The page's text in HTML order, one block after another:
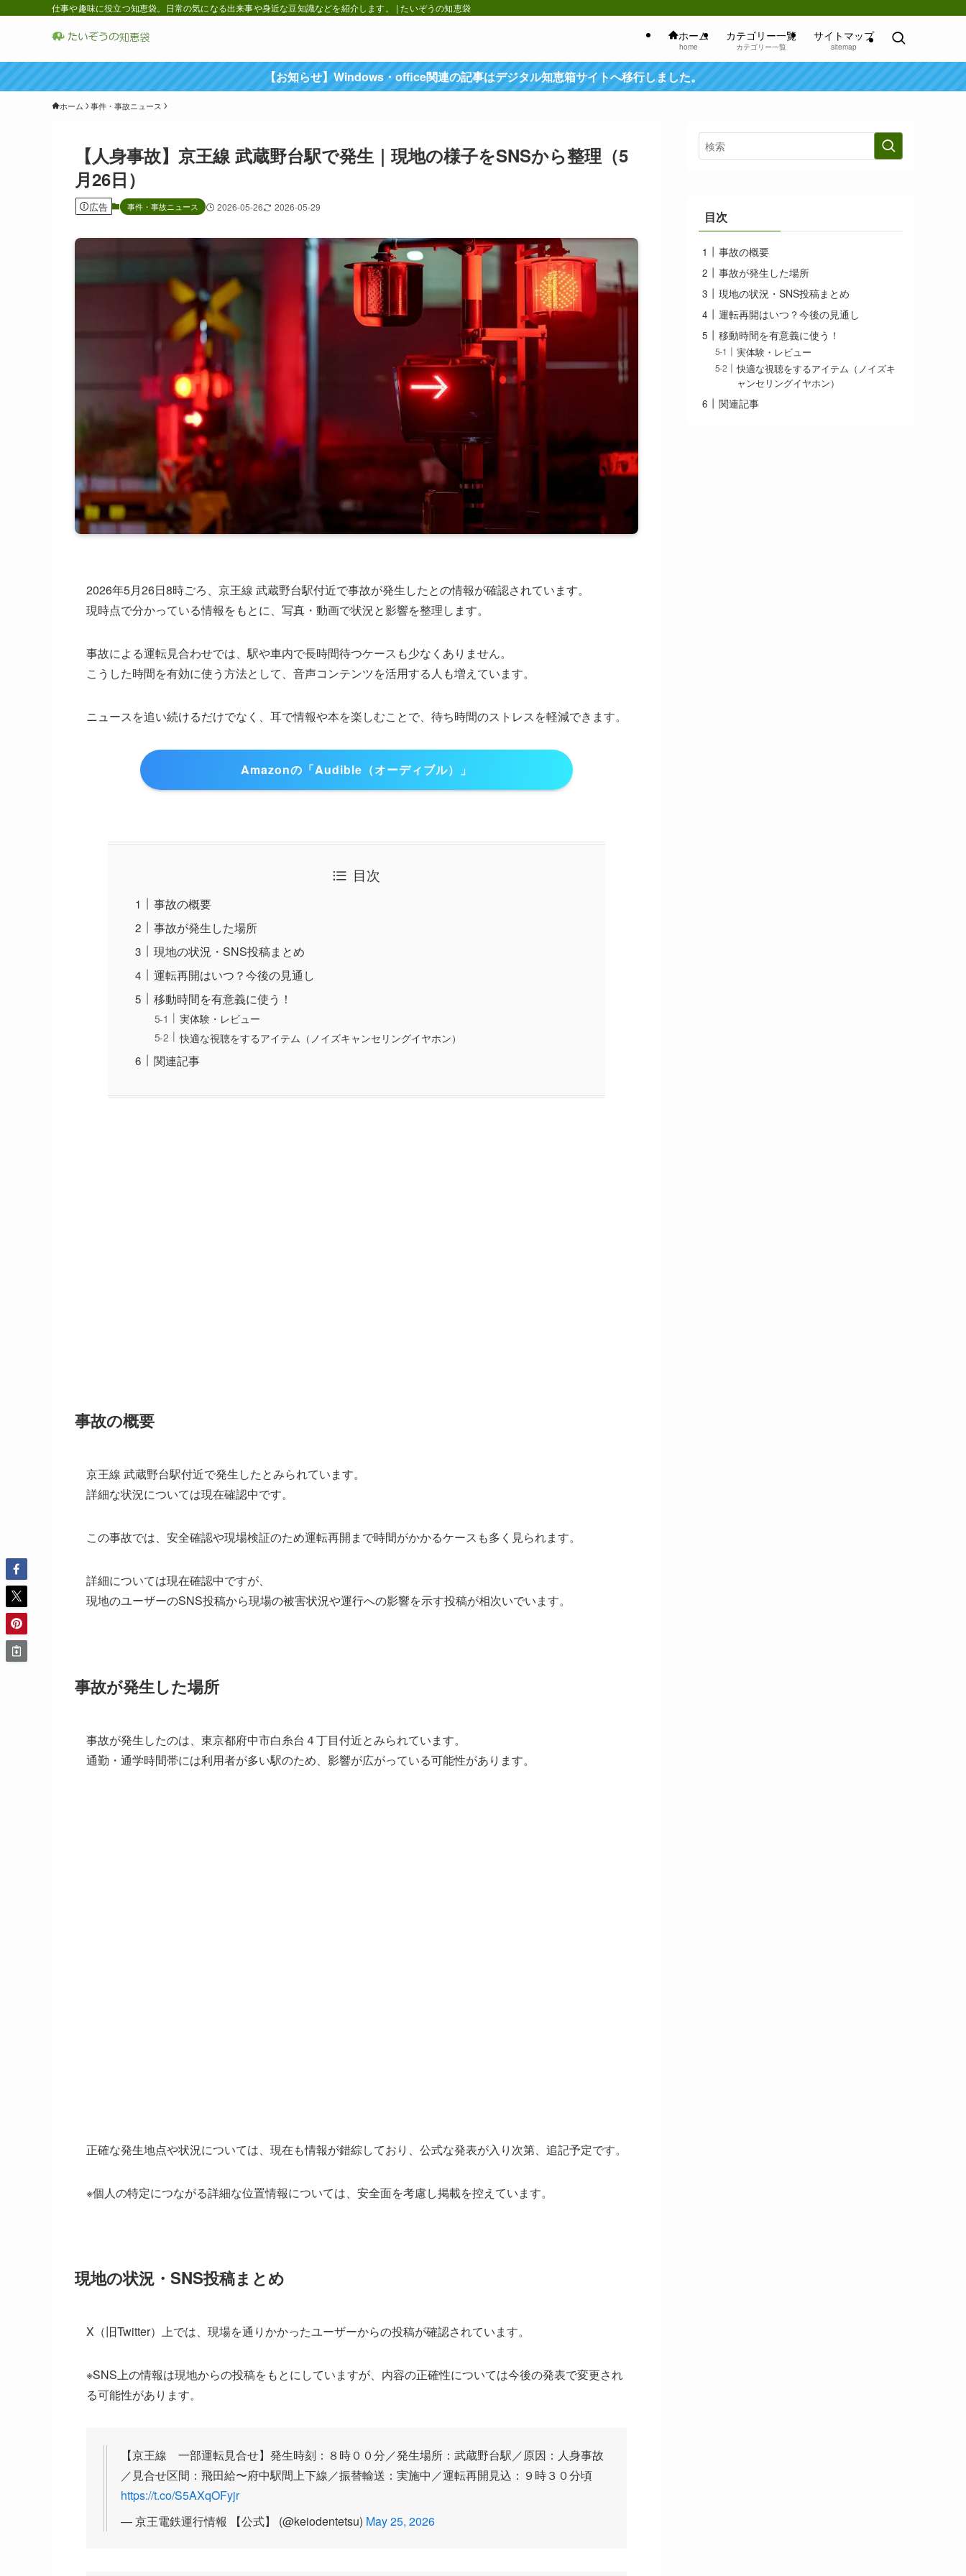
仕事や趣味に役立つ知恵袋。日常の気になる出来事や身近な豆知識などを紹介します。 | たいぞうの知恵袋
ホーム
home
カテゴリー一覧
カテゴリー一覧
サイトマップ
sitemap
【お知らせ】Windows・office関連の記事はデジタル知恵箱サイトへ移行しました。
ホーム 事件・事故ニュース
【人身事故】京王線 武蔵野台駅で発生｜現地の様子をSNSから整理（5
月26日）
広告 事件・事故ニュース 2026-05-26 2026-05-29
2026年5月26日8時ごろ、京王線 武蔵野台駅付近で事故が発生したとの情報が確認されています。
現時点で分かっている情報をもとに、写真・動画で状況と影響を整理します。
事故による運転見合わせでは、駅や車内で長時間待つケースも少なくありません。
こうした時間を有効に使う方法として、音声コンテンツを活用する人も増えています。
ニュースを追い続けるだけでなく、耳で情報や本を楽しむことで、待ち時間のストレスを軽減できます。
Amazonの「Audible（オーディブル）」
目次
事故の概要
事故が発生した場所
現地の状況・SNS投稿まとめ
運転再開はいつ？今後の見通し
移動時間を有意義に使う！
実体験・レビュー
快適な視聴をするアイテム（ノイズキャンセリングイヤホン）
関連記事
事故の概要
京王線 武蔵野台駅付近で発生したとみられています。
詳細な状況については現在確認中です。
この事故では、安全確認や現場検証のため運転再開まで時間がかかるケースも多く見られます。
詳細については現在確認中ですが、
現地のユーザーのSNS投稿から現場の被害状況や運行への影響を示す投稿が相次いでいます。
事故が発生した場所
事故が発生したのは、東京都府中市白糸台４丁目付近とみられています。
通勤・通学時間帯には利用者が多い駅のため、影響が広がっている可能性があります。
正確な発生地点や状況については、現在も情報が錯綜しており、公式な発表が入り次第、追記予定です。
※個人の特定につながる詳細な位置情報については、安全面を考慮し掲載を控えています。
現地の状況・SNS投稿まとめ
X（旧Twitter）上では、現場を通りかかったユーザーからの投稿が確認されています。
※SNS上の情報は現地からの投稿をもとにしていますが、内容の正確性については今後の発表で変更され
る可能性があります。
【京王線 一部運転見合せ】発生時刻：８時００分／発生場所：武蔵野台駅／原因：人身事故
／見合せ区間：飛田給〜府中駅間上下線／振替輸送：実施中／運転再開見込：９時３０分頃
https://t.co/S5AXqOFyjr
— 京王電鉄運行情報 【公式】 (@keiodentetsu) May 25, 2026
目次
事故の概要
事故が発生した場所
現地の状況・SNS投稿まとめ
運転再開はいつ？今後の見通し
移動時間を有意義に使う！
実体験・レビュー
快適な視聴をするアイテム（ノイズキ
ャンセリングイヤホン）
関連記事